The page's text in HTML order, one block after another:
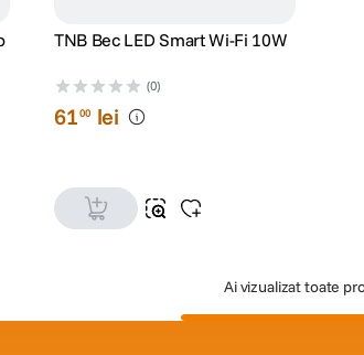
TNB Bec LED Smart Wi-Fi 10W
(0)
6100 lei
Ai vizualizat toate